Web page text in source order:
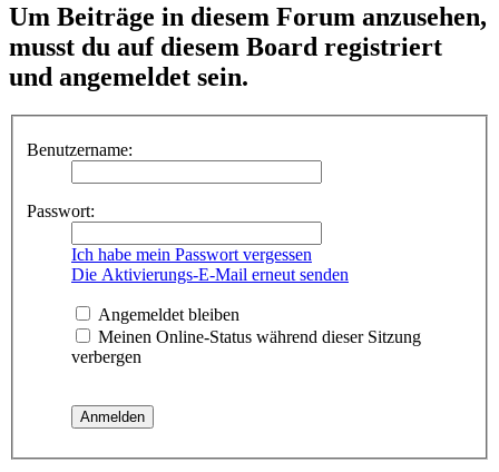
Um Beiträge in diesem Forum anzusehen,
musst du auf diesem Board registriert
und angemeldet sein.
Benutzername:
Passwort:
Ich habe mein Passwort vergessen
Die Aktivierungs-E-Mail erneut senden
Angemeldet bleiben
Meinen Online-Status während dieser Sitzung
verbergen